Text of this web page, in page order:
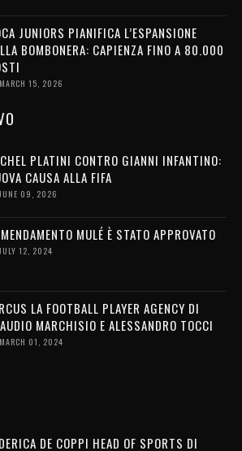
JUNIORS PIANIFICA L’ESPANSIONE
BOMBONERA: CAPIENZA FINO A 80.000
MARCH 15, 2026
PLATINI CONTRO GIANNI INFANTINO:
CAUSA ALLA FIFA
09, 2026
MULÉ È STATO APPROVATO
12, 2024
LA FOOTBALL PLAYER AGENCY DI
MARCHISIO E ALESSANDRO TOCCI
MARCH 01, 2024
DE COPPI HEAD OF SPORTS DI